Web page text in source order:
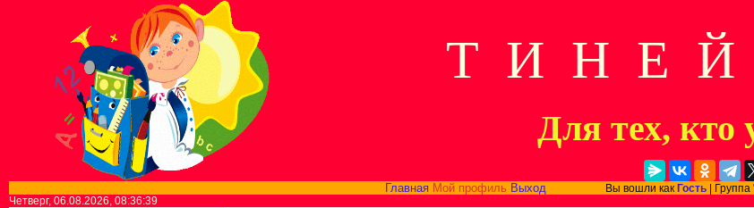
Т И Н Е
Для тех, кто
Главная Мой профиль ВыходВы вошли как Гость| Группа
Четверг, 06.08.2026, 08:36:39